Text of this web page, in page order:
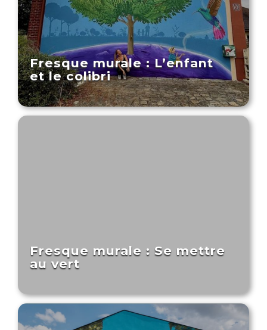
Fresque murale : L’enfant
et le colibri
Fresque murale : Se mettre
au vert